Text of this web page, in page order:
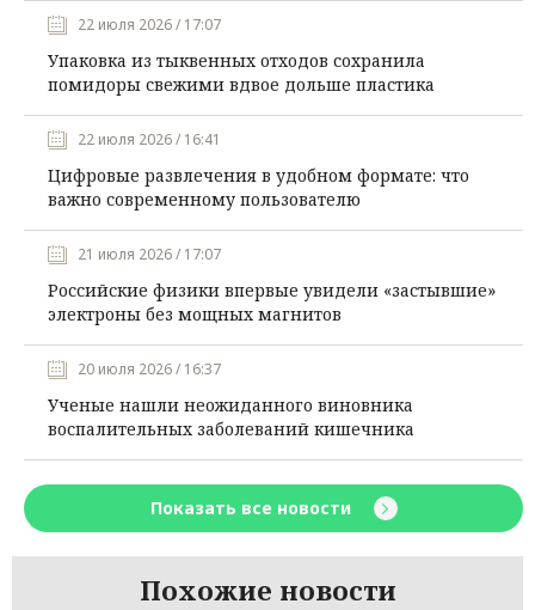
22 июля 2026 / 17:07
Упаковка из тыквенных отходов сохранила
помидоры свежими вдвое дольше пластика
22 июля 2026 / 16:41
Цифровые развлечения в удобном формате: что
важно современному пользователю
21 июля 2026 / 17:07
Российские физики впервые увидели «застывшие»
электроны без мощных магнитов
20 июля 2026 / 16:37
Ученые нашли неожиданного виновника
воспалительных заболеваний кишечника
Показать все новости
Похожие новости